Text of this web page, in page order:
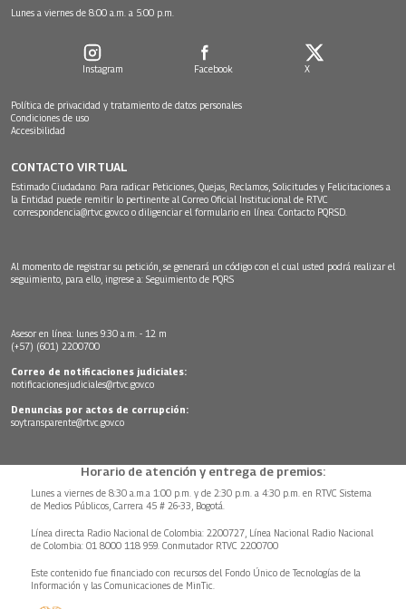
Lunes a viernes de 8:00 a.m. a 5:00 p.m.
Instagram Facebook X
Política de privacidad y tratamiento de datos personales
Condiciones de uso
Accesibilidad
CONTACTO VIRTUAL
Estimado Ciudadano: Para radicar Peticiones, Quejas, Reclamos, Solicitudes y Felicitaciones a
la Entidad puede remitir lo pertinente al Correo Oficial Institucional de RTVC
correspondencia@rtvc.gov.co o diligenciar el formulario en línea: Contacto PQRSD.
Al momento de registrar su petición, se generará un código con el cual usted podrá realizar el
seguimiento, para ello, ingrese a: Seguimiento de PQRS
Asesor en línea: lunes 9:30 a.m. - 12 m
(+57) (601) 2200700
Correo de notificaciones judiciales:
notificacionesjudiciales@rtvc.gov.co
Denuncias por actos de corrupción:
soytransparente@rtvc.gov.co
Horario de atención y entrega de premios:
Lunes a viernes de 8:30 a.m.a 1:00 p.m. y de 2:30 p.m. a 4:30 p.m. en RTVC Sistema
de Medios Públicos, Carrera 45 # 26-33, Bogotá.
Línea directa Radio Nacional de Colombia: 2200727, Línea Nacional Radio Nacional
de Colombia: 01 8000 118 959. Conmutador RTVC 2200700
Este contenido fue financiado con recursos del Fondo Único de Tecnologías de la
Información y las Comunicaciones de MinTic.